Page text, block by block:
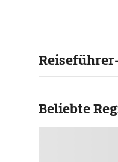
Beliebte